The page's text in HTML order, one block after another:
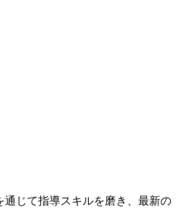
じて指導スキルを磨き、最新の